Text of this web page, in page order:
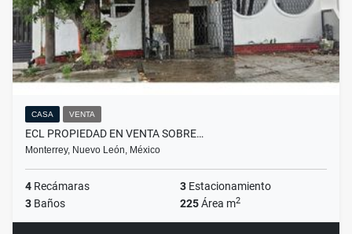
CASA VENTA
ECL PROPIEDAD EN VENTA SOBRE…
Monterrey, Nuevo León, México
4 Recámaras 3 Estacionamiento
3 Baños 225Área m2